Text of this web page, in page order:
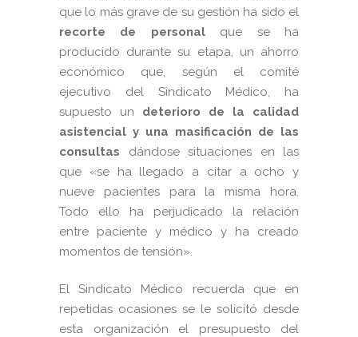
que lo más grave de su gestión ha sido el
recorte de personalque se ha
producido durante su etapa, un ahorro
económico que, según el comité
ejecutivo del Sindicato Médico, ha
supuesto un deterioro de la calidad
asistencial y una masificación de las
consultas dándose situaciones en las
que «se ha llegado a citar a ocho y
nueve pacientes para la misma hora.
Todo ello ha perjudicado la relación
entre paciente y médico y ha creado
momentos de tensión».
El Sindicato Médico recuerda que en
repetidas ocasiones se le solicitó desde
esta organización el presupuesto del